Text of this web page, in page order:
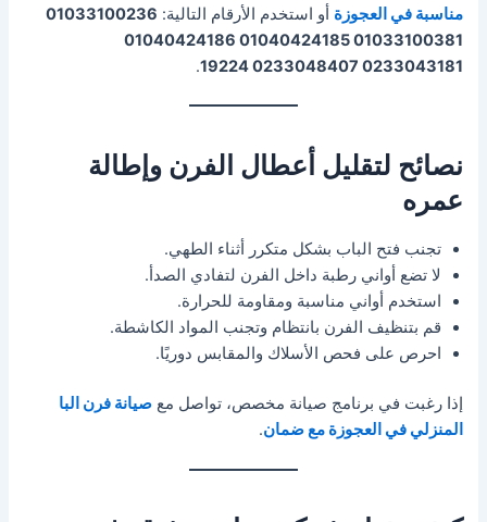
مناسبة في العجوزة أو استخدم الأرقام التالية: 01033100236
01033100381 01040424185 01040424186
0233043181 0233048407 19224
.
نصائح لتقليل أعطال الفرن وإطالة
عمره
تجنب فتح الباب بشكل متكرر أثناء الطهي.
لا تضع أواني رطبة داخل الفرن لتفادي الصدأ.
استخدم أواني مناسبة ومقاومة للحرارة.
قم بتنظيف الفرن بانتظام وتجنب المواد الكاشطة.
احرص على فحص الأسلاك والمقابس دوريًا.
إذا رغبت في برنامج صيانة مخصص، تواصل معصيانة فرن البا
المنزلي في العجوزة مع ضمان.